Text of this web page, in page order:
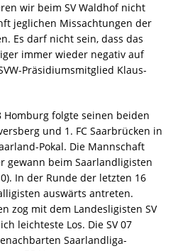
wir beim SV Waldhof nicht
jeglichen Missachtungen der
Es darf nicht sein, dass das
immer wieder negativ auf
Präsidiumsmitglied Klaus-
Homburg folgte seinen beiden
und 1. FC Saarbrücken in
Pokal. Die Mannschaft
gewann beim Saarlandligisten
In der Runde der letzten 16
auswärts antreten.
zog mit dem Landesligisten SV
leichteste Los. Die SV 07
Saarlandliga-